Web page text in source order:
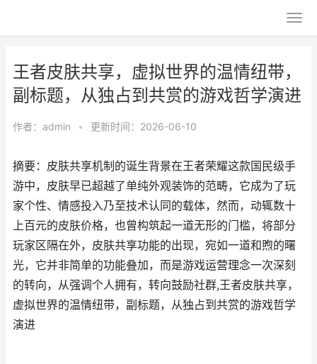
王者皮肤共享，虚拟世界的温情纽带，
副标题，从独占到共赏的游戏哲学演进
作者： admin • 更新时间：2026-06-10
摘要：皮肤共享机制的诞生背景在王者荣耀这款国民级手
游中，皮肤早已超越了单纯外观装饰的范畴，它成为了玩
家个性、情感投入乃至技术认同的载体，然而，动辄数十
上百元的皮肤价格，也曾构筑起一道无形的门槛，将部分
玩家区隔在外，皮肤共享功能的出现，宛如一道和煦的曙
光，它并非简单的功能叠加，而是游戏运营理念一次深刻
的转向，从强调个人拥有，转向鼓励社群,王者皮肤共享，
虚拟世界的温情纽带，副标题，从独占到共赏的游戏哲学
演进